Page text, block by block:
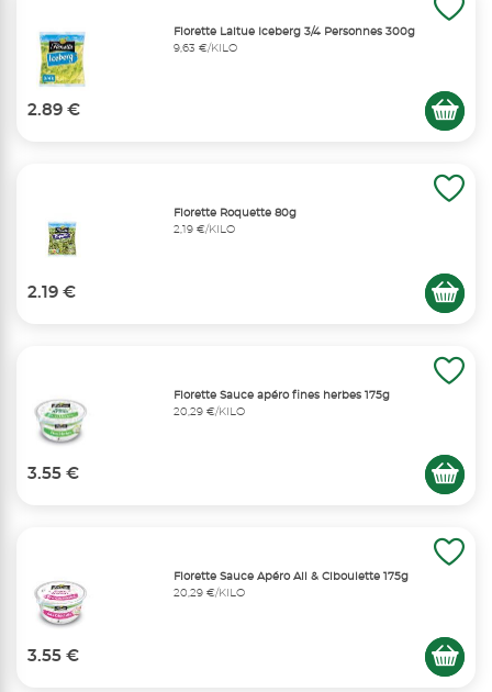
Florette Laitue Iceberg 3/4 Personnes 300g
9,63 €/KILO
2.89 €
Florette Roquette 80g
2,19 €/KILO
2.19 €
Florette Sauce apéro fines herbes 175g
20,29 €/KILO
3.55 €
Florette Sauce Apéro Ail & Ciboulette 175g
20,29 €/KILO
3.55 €